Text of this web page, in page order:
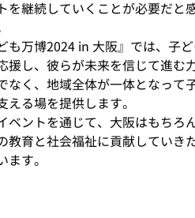
を継続していくことが必要だと
も万博2024 in 大阪』では、子
援し、彼らが未来を信じて進む
なく、地域全体が一体となって
える場を提供します。
ベントを通じて、大阪はもちろ
教育と社会福祉に貢献していき
ます。